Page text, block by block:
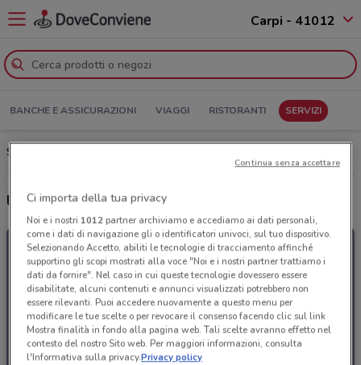
Carpi - 41012
BANCHE E ASSICURAZIONI VIAGGI RISTORANTI SERVIZI
Spazio Enel Carpi: Volantino, Orari di apertura e Indirizzi
Ultime offerte del volantino Spazio Enel
Ci importa della tua privacy
Noi e i nostri 1012partner archiviamo e accediamo ai dati personali,
come i dati di navigazione gli o identificatori univoci, sul tuo dispositivo.
Selezionando Accetto, abiliti le tecnologie di tracciamento affinché
supportino gli scopi mostrati alla voce "Noi e i nostri partner trattiamo i
dati da fornire". Nel caso in cui queste tecnologie dovessero essere
disabilitate, alcuni contenuti e annunci visualizzati potrebbero non
essere rilevanti. Puoi accedere nuovamente a questo menu per
modificare le tue scelte o per revocare il consenso facendo clic sul link
Mostra finalità in fondo alla pagina web. Tali scelte avranno effetto nel
contesto del nostro Sito web. Per maggiori informazioni, consulta
l'Informativa sulla privacy.Privacy policy
Continua senza accettare